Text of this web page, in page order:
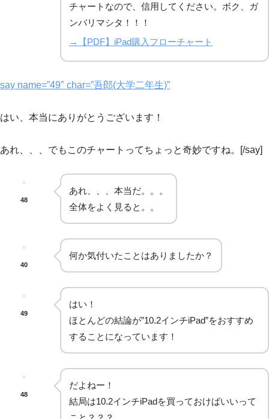
チャートなので、信用してください。ボク、ガ
ンバリマシタ！！！
→【PDF】iPad購入フローチャート
say name=”49″ char=”吾郎(大学二年生)”
はい、本当にありがとうございます！
あれ、、、でもこのチャートってちょっと奇妙ですね。[/say]
48
あれ、、、本当だ。。。
全体をよく見ると。。
40
何か気付いたことはありましたか？
49
はい！
ほとんどの結論が”10.2インチiPad”をおすすめ
することになっています！
48
だよねー！
結局は10.2インチiPadを買っておけばいいって